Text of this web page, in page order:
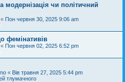
чи політичний
« Пон червня 30, 2025 9:06 am
фемінативів
« Пон червня 02, 2025 6:52 pm
« Вів травня 27, 2025 5:44 pm
тлумачного